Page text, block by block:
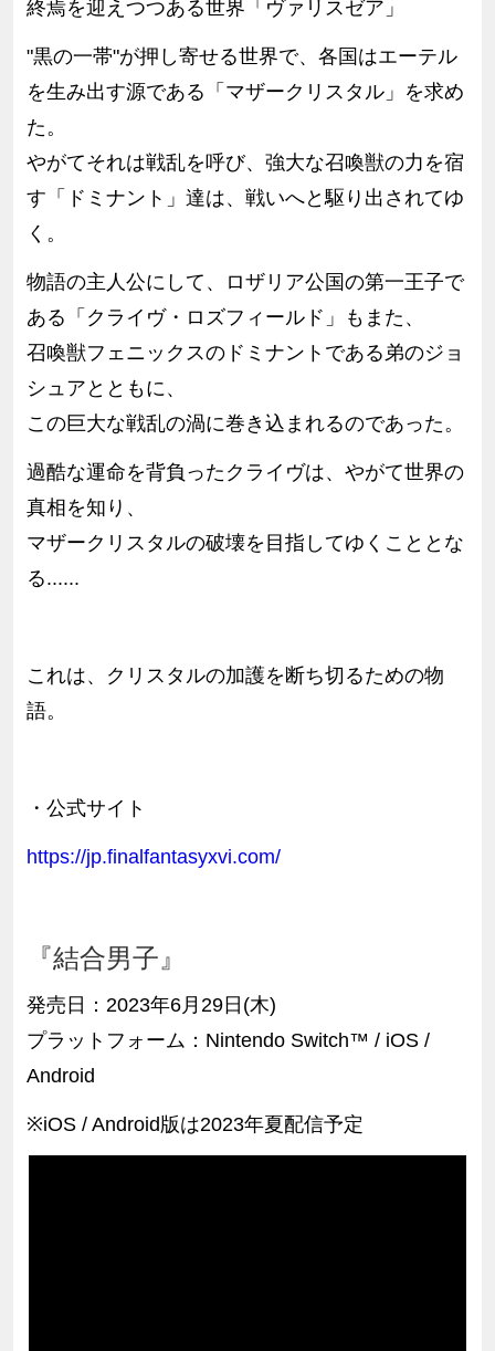
終焉を迎えつつある世界「ヴァリスゼア」
"黒の一帯"が押し寄せる世界で、各国はエーテル
を生み出す源である「マザークリスタル」を求め
た。
やがてそれは戦乱を呼び、強大な召喚獣の力を宿
す「ドミナント」達は、戦いへと駆り出されてゆ
く。
物語の主人公にして、ロザリア公国の第一王子で
ある「クライヴ・ロズフィールド」もまた、
召喚獣フェニックスのドミナントである弟のジョ
シュアとともに、
この巨大な戦乱の渦に巻き込まれるのであった。
過酷な運命を背負ったクライヴは、やがて世界の
真相を知り、
マザークリスタルの破壊を目指してゆくこととな
る......
これは、クリスタルの加護を断ち切るための物
語。
・公式サイト
https://jp.finalfantasyxvi.com/
『結合男子』
発売日： 2023年6月29日(木)
プラットフォーム： Nintendo Switch™ / iOS /
Android
※iOS / Android版は2023年夏配信予定